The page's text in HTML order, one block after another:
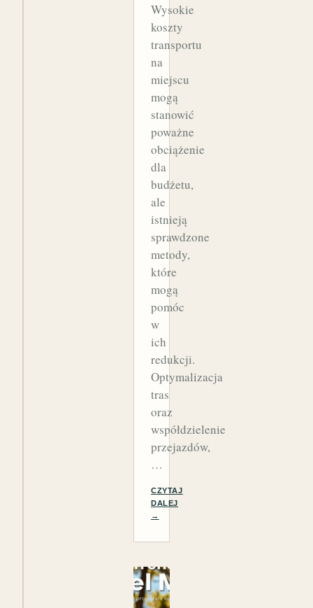
Wysokie
koszty
transportu
na
miejscu
mogą
stanowić
poważne
obciążenie
dla
budżetu,
ale
istnieją
sprawdzone
metody,
które
mogą
pomóc
w
ich
redukcji.
Optymalizacja
tras
oraz
współdzielenie
przejazdów,
…
CZYTAJ
DALEJ
→